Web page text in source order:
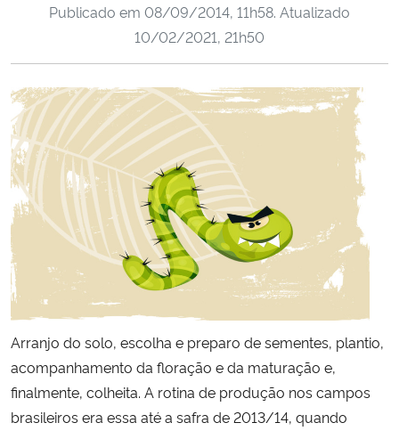
Ministério de Minas e Energia
Ministério do Meio Ambiente
Ministério do Turismo
Ministério do Desenvolvimento Regional
Controladoria-Geral da União
Ministério da Mulher, da Família e dos Direitos Humanos
Secretaria-Geral
Secretaria de Governo
Publicado em 08/09/2014, 11h58. Atualizado
10/02/2021, 21h50
Arranjo do solo, escolha e preparo de sementes, plantio,
acompanhamento da floração e da maturação e,
finalmente, colheita. A rotina de produção nos campos
brasileiros era essa até a safra de 2013/14, quando